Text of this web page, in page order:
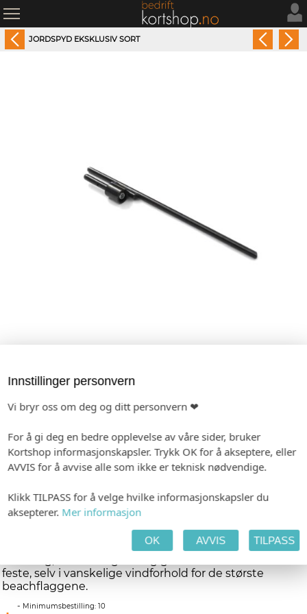
JORDSPYD EKSKLUSIV SORT
Sort jordspyd i massivt stål for beachflagg.
Festet til beachflagget er kulelagret, og lar flagget
rotere fritt etter vinden. Passer til myke og litt hardere
feste, selv i vanskelige vindforhold for de største
beachflaggene.
- Minimumsbestilling: 10
Innstillinger personvern
Vi bryr oss om deg og ditt personvern ❤
For å gi deg en bedre opplevelse av våre sider, bruker
Kortshop informasjonskapsler. Trykk OK for å akseptere, eller
AVVIS for å avvise alle som ikke er teknisk nødvendige.
Klikk TILPASS for å velge hvilke informasjonskapsler du
aksepterer. Mer informasjon
OK AVVIS TILPASS